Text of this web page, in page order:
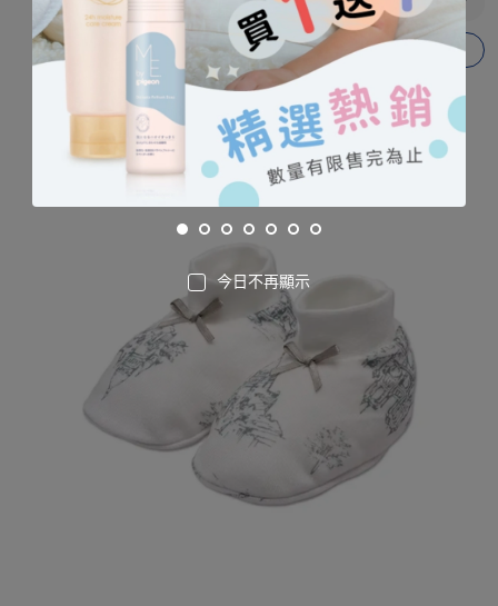
加入購物車
今日不再顯示